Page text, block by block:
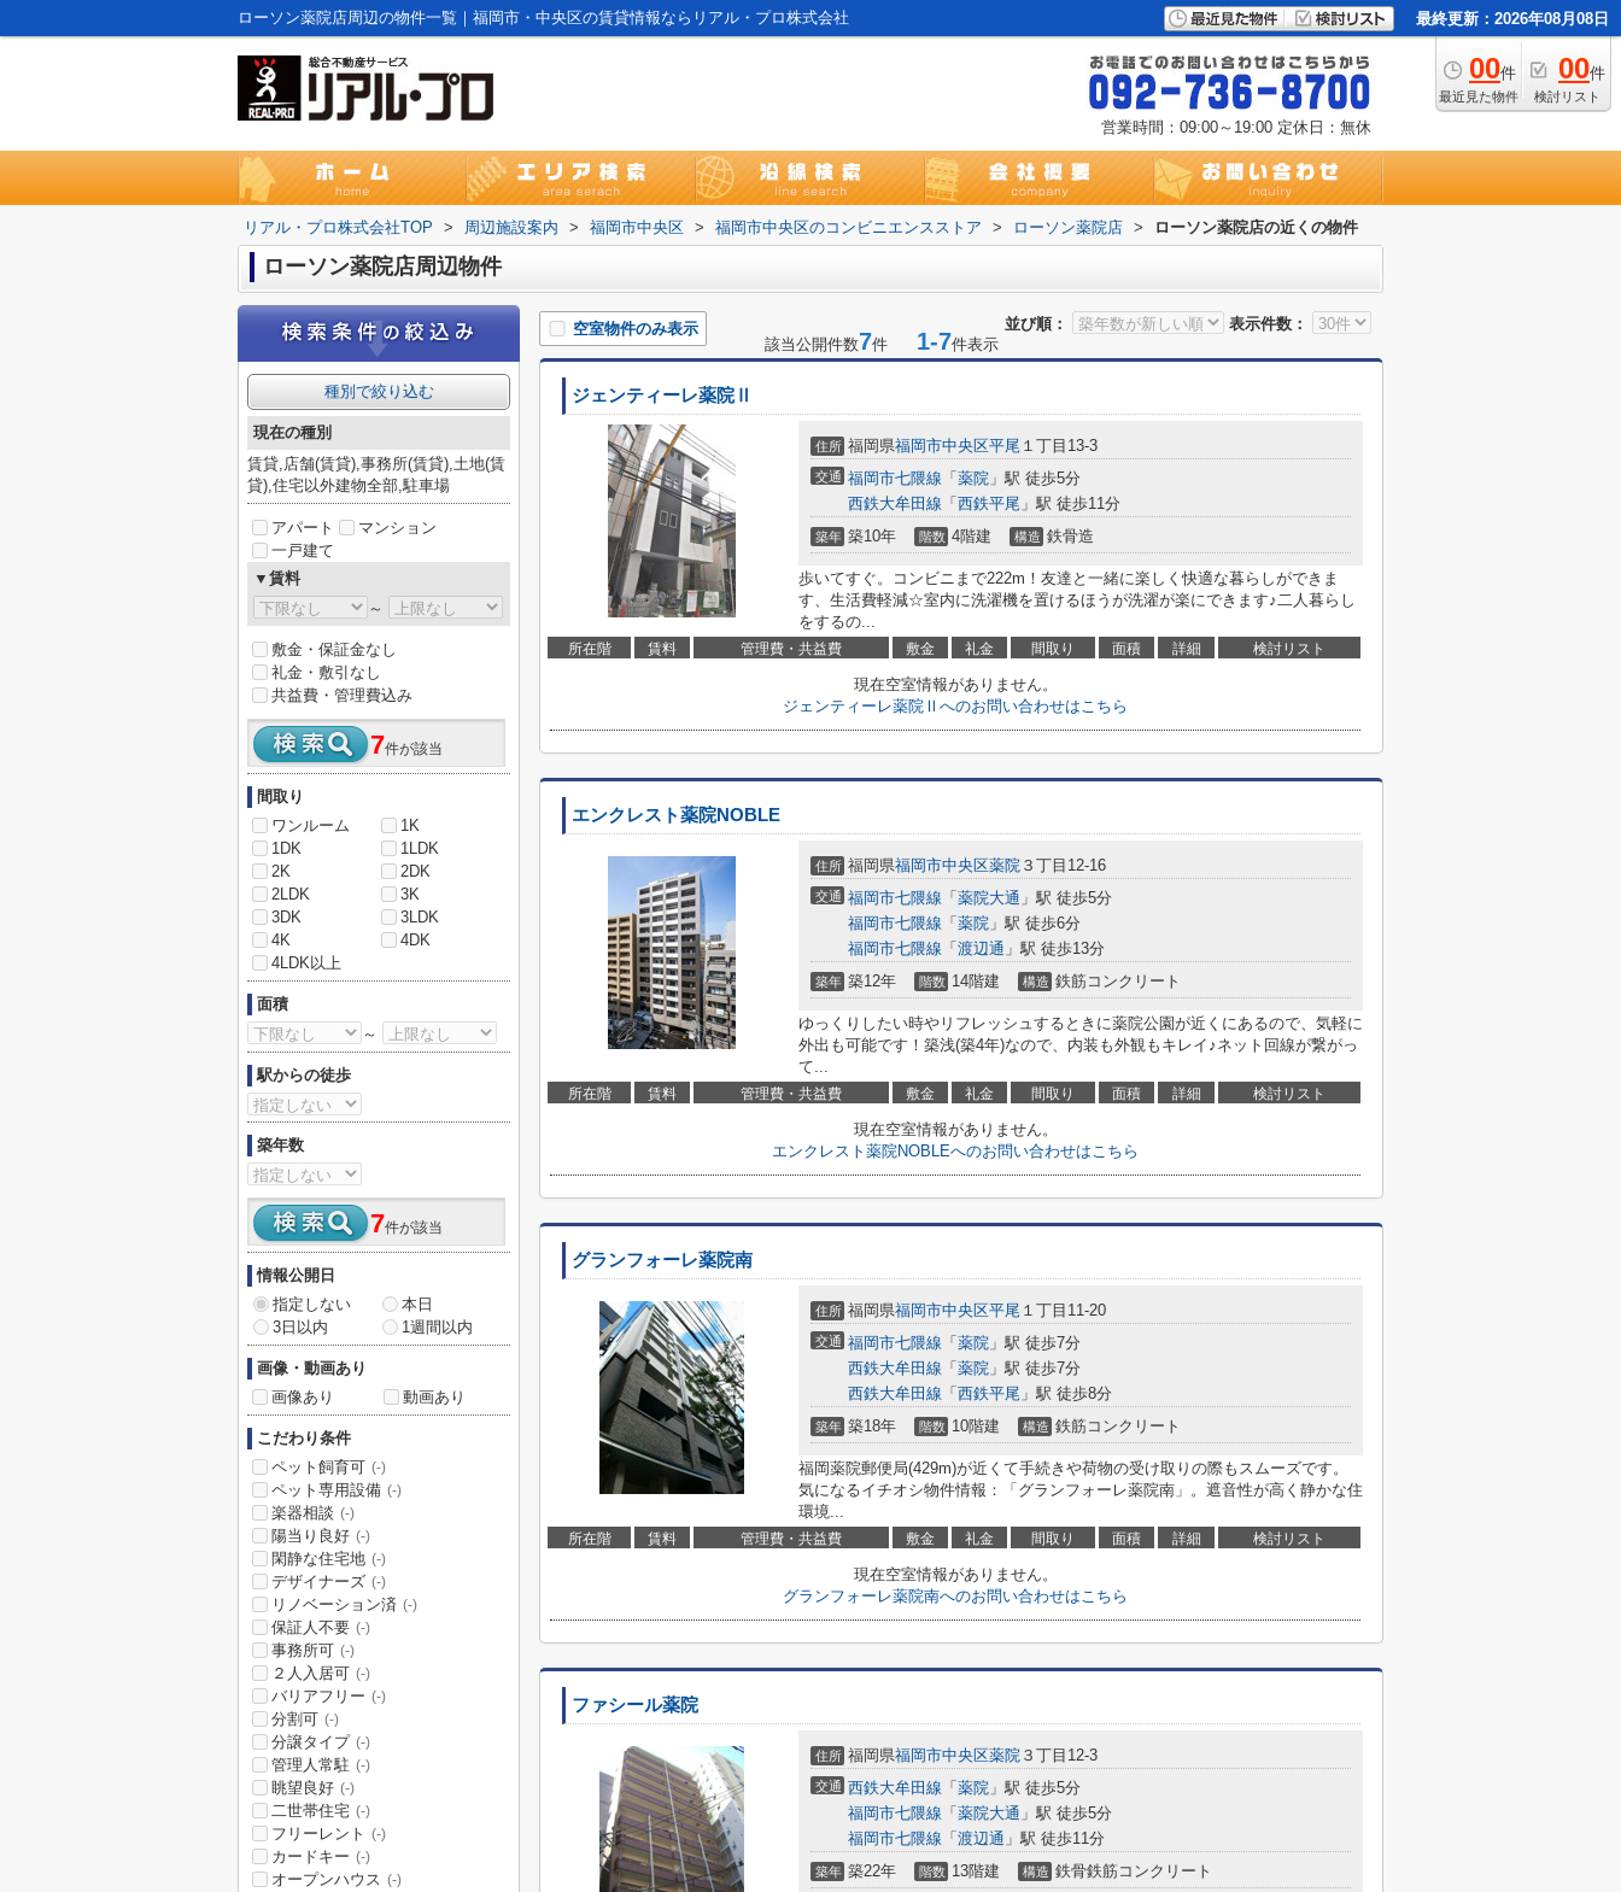
ローソン薬院店周辺の物件一覧｜福岡市・中央区の賃貸情報ならリアル・プロ株式会社 最終更新：2026年08月08日
00件
最近見た物件
00件
検討リスト
営業時間：09:00～19:00 定休日：無休
リアル・プロ株式会社TOP > 周辺施設案内 > 福岡市中央区 > 福岡市中央区のコンビニエンスストア > ローソン薬院店 > ローソン薬院店の近くの物件
ローソン薬院店周辺物件
並び順： 表示件数：
空室物件のみ表示
該当公開件数7件 1-7件表示
ジェンティーレ薬院Ⅱ
住所 福岡県福岡市中央区平尾 １丁目13-3
交通 福岡市七隈線 「 薬院 」駅 徒歩5分
西鉄大牟田線 「 西鉄平尾 」駅 徒歩11分
築年 築10年 階数 4階建 構造 鉄骨造
歩いてすぐ。コンビニまで222m！友達と一緒に楽しく快適な暮らしができま
す、生活費軽減☆室内に洗濯機を置けるほうが洗濯が楽にできます♪二人暮らし
をするの...
所在階 賃料 管理費・共益費 敷金 礼金 間取り 面積 詳細 検討リスト
現在空室情報がありません。
ジェンティーレ薬院Ⅱへのお問い合わせはこちら
エンクレスト薬院NOBLE
住所 福岡県福岡市中央区薬院 ３丁目12-16
交通 福岡市七隈線 「 薬院大通 」駅 徒歩5分
福岡市七隈線 「 薬院 」駅 徒歩6分
福岡市七隈線 「 渡辺通 」駅 徒歩13分
築年 築12年 階数 14階建 構造 鉄筋コンクリート
ゆっくりしたい時やリフレッシュするときに薬院公園が近くにあるので、気軽に
外出も可能です！築浅(築4年)なので、内装も外観もキレイ♪ネット回線が繋がっ
て...
所在階 賃料 管理費・共益費 敷金 礼金 間取り 面積 詳細 検討リスト
現在空室情報がありません。
エンクレスト薬院NOBLEへのお問い合わせはこちら
グランフォーレ薬院南
住所 福岡県福岡市中央区平尾 １丁目11-20
交通 福岡市七隈線 「 薬院 」駅 徒歩7分
西鉄大牟田線 「 薬院 」駅 徒歩7分
西鉄大牟田線 「 西鉄平尾 」駅 徒歩8分
築年 築18年 階数 10階建 構造 鉄筋コンクリート
福岡薬院郵便局(429m)が近くて手続きや荷物の受け取りの際もスムーズです。
気になるイチオシ物件情報：「グランフォーレ薬院南」。遮音性が高く静かな住
環境...
所在階 賃料 管理費・共益費 敷金 礼金 間取り 面積 詳細 検討リスト
現在空室情報がありません。
グランフォーレ薬院南へのお問い合わせはこちら
ファシール薬院
住所 福岡県福岡市中央区薬院 ３丁目12-3
交通 西鉄大牟田線 「 薬院 」駅 徒歩5分
福岡市七隈線 「 薬院大通 」駅 徒歩5分
福岡市七隈線 「 渡辺通 」駅 徒歩11分
築年 築22年 階数 13階建 構造 鉄骨鉄筋コンクリート
種別で絞り込む
現在の種別
賃貸,店舗(賃貸),事務所(賃貸),土地(賃
貸),住宅以外建物全部,駐車場
アパート
マンション
一戸建て
▼賃料
～
敷金・保証金なし
礼金・敷引なし
共益費・管理費込み
7件が該当
間取り
ワンルーム
1K
1DK
1LDK
2K
2DK
2LDK
3K
3DK
3LDK
4K
4DK
4LDK以上
面積
～
駅からの徒歩
築年数
7件が該当
情報公開日
指定しない
本日
3日以内
1週間以内
画像・動画あり
画像あり
動画あり
こだわり条件
ペット飼育可 (-)
ペット専用設備 (-)
楽器相談 (-)
陽当り良好 (-)
閑静な住宅地 (-)
デザイナーズ (-)
リノベーション済 (-)
保証人不要 (-)
事務所可 (-)
２人入居可 (-)
バリアフリー (-)
分割可 (-)
分譲タイプ (-)
管理人常駐 (-)
眺望良好 (-)
二世帯住宅 (-)
フリーレント (-)
カードキー (-)
オープンハウス (-)